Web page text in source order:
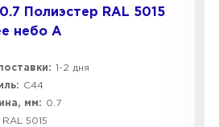
Полиэстер RAL 5015
небо A
1-2 дня
C44
мм:
0.7
RAL 5015